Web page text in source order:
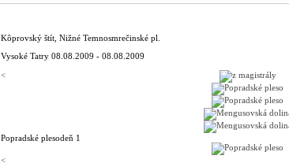
Kôprovský štít, Nižné Temnosmrečinské pl.
Vysoké Tatry 08.08.2009 - 08.08.2009
<
Popradské plesodeň 1
<